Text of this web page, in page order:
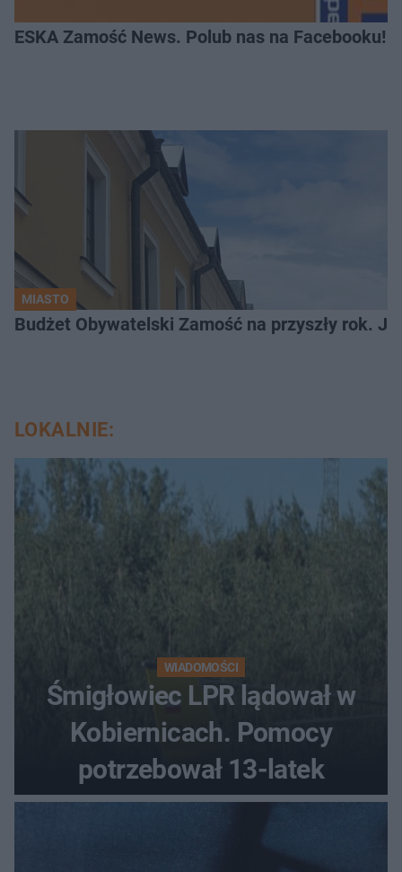
ESKA Zamość News. Polub nas na Facebooku!
MIASTO
LOKALNIE:
WIADOMOŚCI
Śmigłowiec LPR lądował w
Kobiernicach. Pomocy
potrzebował 13-latek